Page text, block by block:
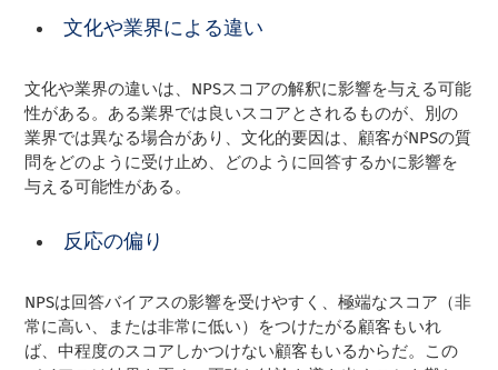
文化や業界による違い
文化や業界の違いは、NPSスコアの解釈に影響を与える可能
性がある。ある業界では良いスコアとされるものが、別の
業界では異なる場合があり、文化的要因は、顧客がNPSの質
問をどのように受け止め、どのように回答するかに影響を
与える可能性がある。
反応の偏り
NPSは回答バイアスの影響を受けやすく、極端なスコア（非
常に高い、または非常に低い）をつけたがる顧客もいれ
ば、中程度のスコアしかつけない顧客もいるからだ。この